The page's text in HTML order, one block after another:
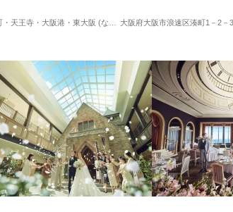
阪港・東大阪 (なんば駅) / ホテルウエディング 対応
大阪府大阪市浪速区湊町1－2－3